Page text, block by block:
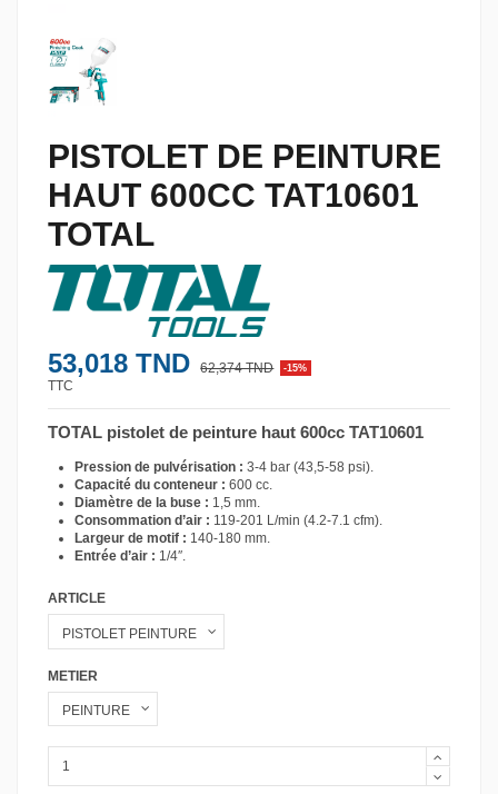
PISTOLET DE PEINTURE
HAUT 600CC TAT10601
TOTAL
53,018 TND 62,374 TND -15%
TTC
TOTAL pistolet de peinture haut 600cc TAT10601
Pression de pulvérisation : 3-4 bar (43,5-58 psi).
Capacité du conteneur : 600 cc.
Diamètre de la buse : 1,5 mm.
Consommation d’air : 119-201 L/min (4.2-7.1 cfm).
Largeur de motif : 140-180 mm.
Entrée d’air : 1/4″.
ARTICLE
METIER